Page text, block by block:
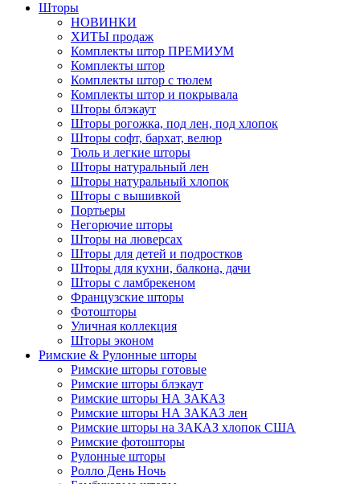
Шторы
НОВИНКИ
ХИТЫ продаж
Комплекты штор ПРЕМИУМ
Комплекты штор
Комплекты штор с тюлем
Комплекты штор и покрывала
Шторы блэкаут
Шторы рогожка, под лен, под хлопок
Шторы софт, бархат, велюр
Тюль и легкие шторы
Шторы натуральный лен
Шторы натуральный хлопок
Шторы с вышивкой
Портьеры
Негорючие шторы
Шторы на люверсах
Шторы для детей и подростков
Шторы для кухни, балкона, дачи
Шторы с ламбрекеном
Французские шторы
Фотошторы
Уличная коллекция
Шторы эконом
Римские & Рулонные шторы
Римские шторы готовые
Римские шторы блэкаут
Римские шторы НА ЗАКАЗ
Римские шторы НА ЗАКАЗ лен
Римские шторы на ЗАКАЗ хлопок США
Римские фотошторы
Рулонные шторы
Ролло День Ночь